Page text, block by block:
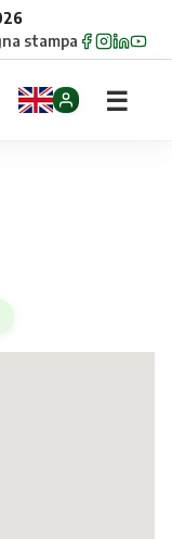
stampa
☰